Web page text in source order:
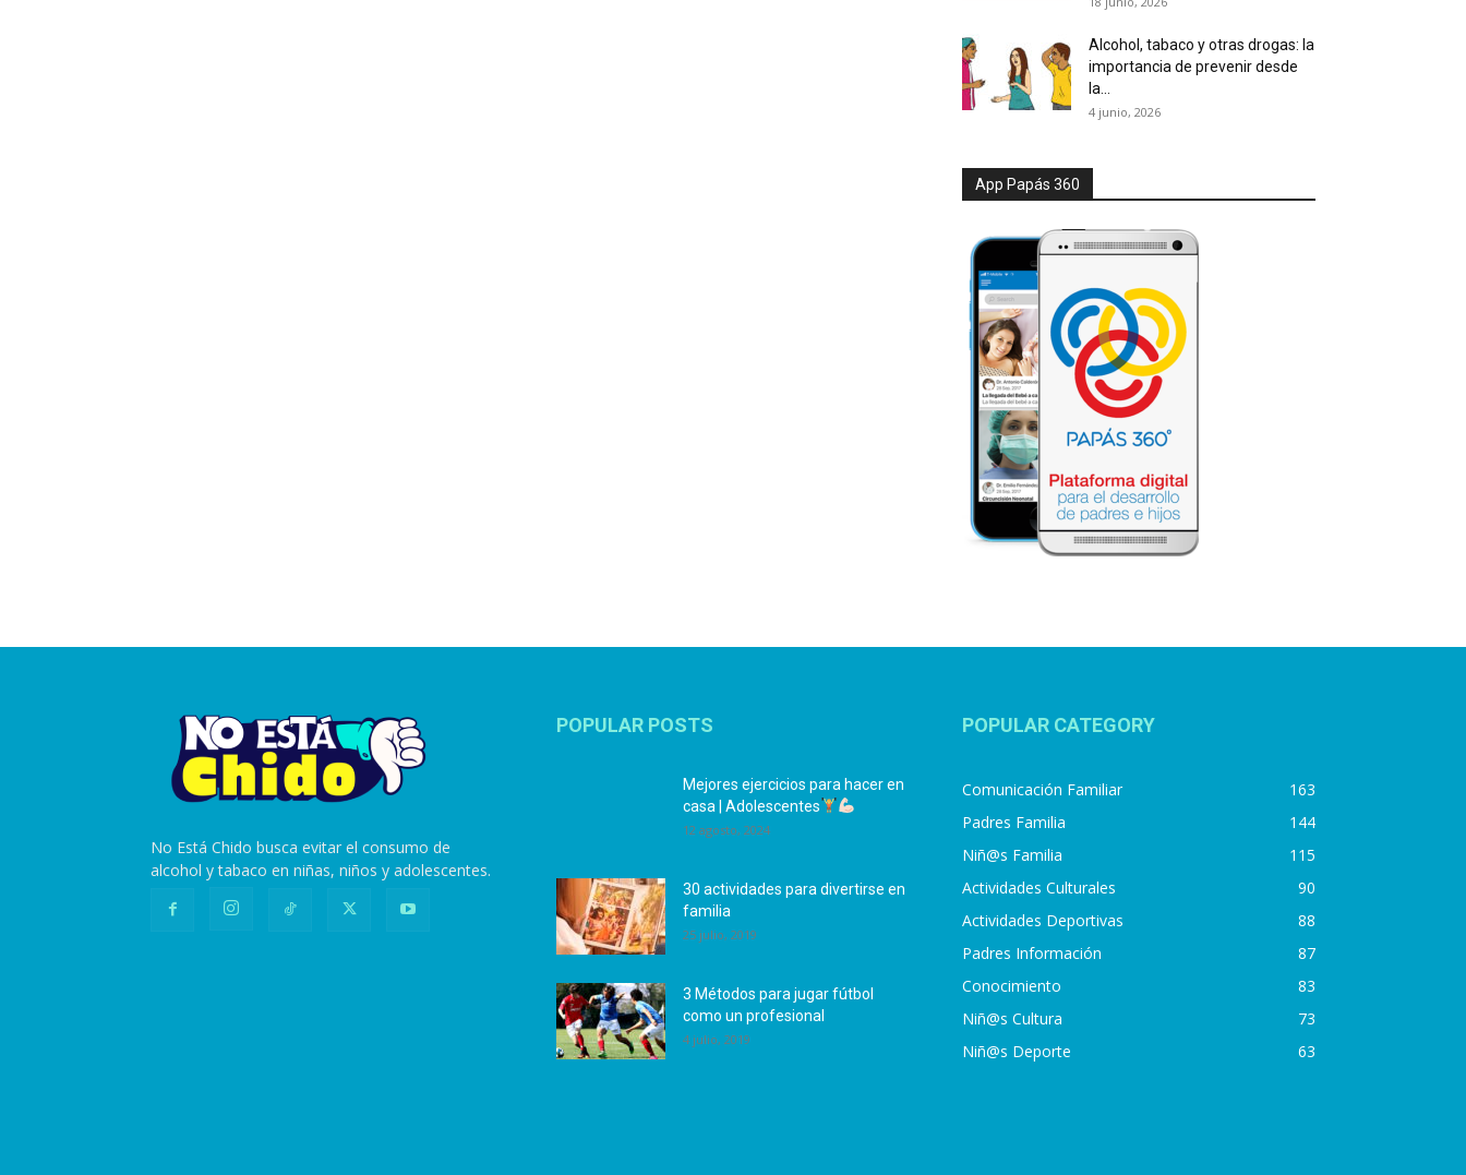
Alcohol, tabaco y otras drogas: la
importancia de prevenir desde
la...
4 junio, 2026
App Papás 360
No Está Chido busca evitar el consumo de
alcohol y tabaco en niñas, niños y adolescentes.
POPULAR POSTS
Mejores ejercicios para hacer en
casa | Adolescentes
12 agosto, 2024
30 actividades para divertirse en
familia
25 julio, 2019
3 Métodos para jugar fútbol
como un profesional
4 julio, 2019
POPULAR CATEGORY
Comunicación Familiar
163
Padres Familia
144
Niñ@s Familia
115
Actividades Culturales
90
Actividades Deportivas
88
Padres Información
87
Conocimiento
83
Niñ@s Cultura
73
Niñ@s Deporte
63